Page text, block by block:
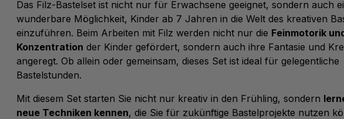
Das Filz-Bastelset ist nicht nur für Erwachsene geeignet, sondern auch
wunderbare Möglichkeit, Kinder ab 7 Jahren in die Welt des kreativen
einzuführen. Beim Arbeiten mit Filz werden nicht nur die Feinmotorik
Konzentration der Kinder gefördert, sondern auch ihre Fantasie und
angeregt. Ob allein oder gemeinsam, dieses Set ist ideal für gelegentliche
Bastelstunden.
Mit diesem Set starten Sie nicht nur kreativ in den Frühling, sondern
neue Techniken kennen, die Sie für zukünftige Bastelprojekte nutzen